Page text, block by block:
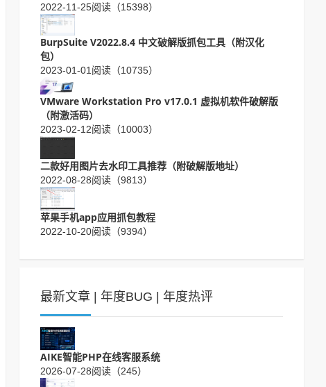
2022-11-25阅读（15398）
BurpSuite V2022.8.4 中文破解版抓包工具（附汉化
包）
2023-01-01阅读（10735）
VMware Workstation Pro v17.0.1 虚拟机软件破解版
（附激活码）
2023-02-12阅读（10003）
二款好用图片去水印工具推荐（附破解版地址）
2022-08-28阅读（9813）
苹果手机app应用抓包教程
2022-10-20阅读（9394）
最新文章 | 年度BUG | 年度热评
AIKE智能PHP在线客服系统
2026-07-28阅读（245）